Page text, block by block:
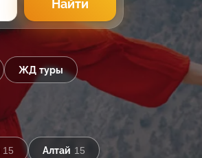
Найти
ЖД туры
15 Алтай 15